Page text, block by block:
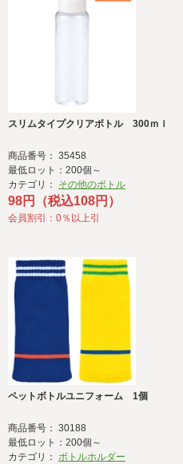
スリムタイプクリアボトル 300ｍｌ
商品番号： 35458
最低ロット：200個～
カテゴリ： その他のボトル
98円（税込108円）
会員割引：0％以上引
ペットボトルユニフォーム 1個
商品番号： 30188
最低ロット：200個～
カテゴリ： ボトルホルダー